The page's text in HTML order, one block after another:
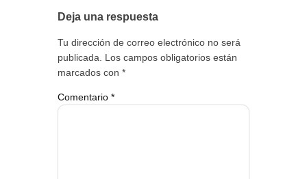
Deja una respuesta
Tu dirección de correo electrónico no será
publicada. Los campos obligatorios están
marcados con *
Comentario *